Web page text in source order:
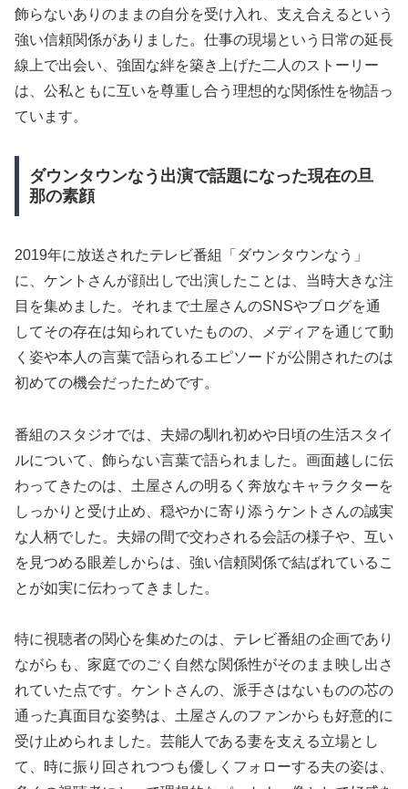
飾らないありのままの自分を受け入れ、支え合えるという
強い信頼関係がありました。仕事の現場という日常の延長
線上で出会い、強固な絆を築き上げた二人のストーリー
は、公私ともに互いを尊重し合う理想的な関係性を物語っ
ています。
ダウンタウンなう出演で話題になった現在の旦
那の素顔
2019年に放送されたテレビ番組「ダウンタウンなう」
に、ケントさんが顔出しで出演したことは、当時大きな注
目を集めました。それまで土屋さんのSNSやブログを通
してその存在は知られていたものの、メディアを通じて動
く姿や本人の言葉で語られるエピソードが公開されたのは
初めての機会だったためです。
番組のスタジオでは、夫婦の馴れ初めや日頃の生活スタイ
ルについて、飾らない言葉で語られました。画面越しに伝
わってきたのは、土屋さんの明るく奔放なキャラクターを
しっかりと受け止め、穏やかに寄り添うケントさんの誠実
な人柄でした。夫婦の間で交わされる会話の様子や、互い
を見つめる眼差しからは、強い信頼関係で結ばれているこ
とが如実に伝わってきました。
特に視聴者の関心を集めたのは、テレビ番組の企画であり
ながらも、家庭でのごく自然な関係性がそのまま映し出さ
れていた点です。ケントさんの、派手さはないものの芯の
通った真面目な姿勢は、土屋さんのファンからも好意的に
受け止められました。芸能人である妻を支える立場とし
て、時に振り回されつつも優しくフォローする夫の姿は、